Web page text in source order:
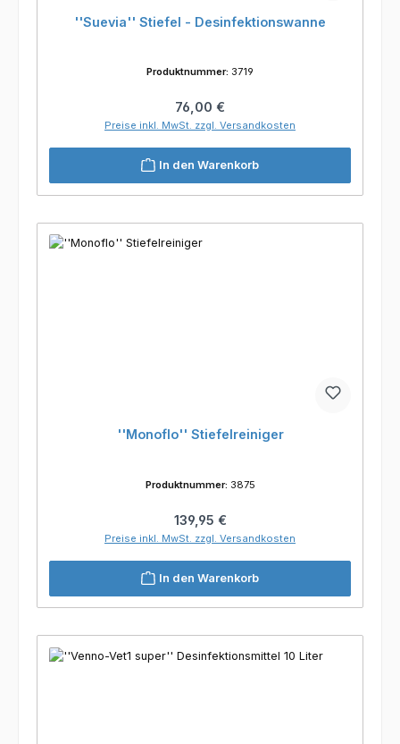
''Suevia'' Stiefel - Desinfektionswanne
Produktnummer: 3719
Regulärer Preis:
76,00 €
Preise inkl. MwSt. zzgl. Versandkosten
In den Warenkorb
''Monoflo'' Stiefelreiniger
Produktnummer: 3875
Regulärer Preis:
139,95 €
Preise inkl. MwSt. zzgl. Versandkosten
In den Warenkorb